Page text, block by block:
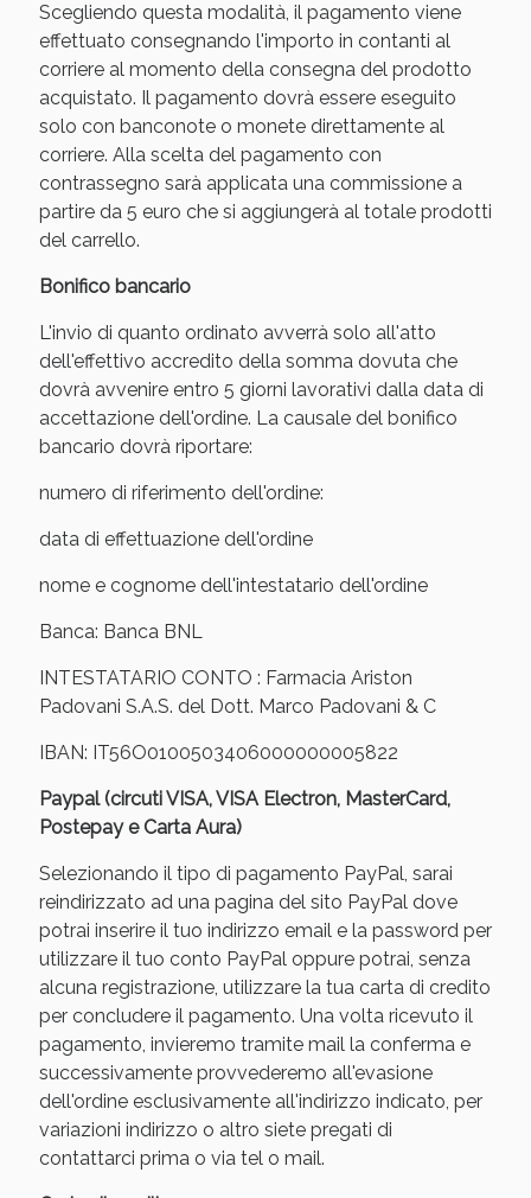
Scegliendo questa modalità, il pagamento viene
effettuato consegnando l'importo in contanti al
corriere al momento della consegna del prodotto
acquistato. Il pagamento dovrà essere eseguito
solo con banconote o monete direttamente al
corriere. Alla scelta del pagamento con
contrassegno sarà applicata una commissione a
partire da 5 euro che si aggiungerà al totale prodotti
del carrello.
Bonifico bancario
L'invio di quanto ordinato avverrà solo all'atto
dell'effettivo accredito della somma dovuta che
dovrà avvenire entro 5 giorni lavorativi dalla data di
accettazione dell'ordine. La causale del bonifico
bancario dovrà riportare:
numero di riferimento dell'ordine:
data di effettuazione dell'ordine
nome e cognome dell'intestatario dell'ordine
Banca: Banca BNL
INTESTATARIO CONTO : Farmacia Ariston
Padovani S.A.S. del Dott. Marco Padovani & C
IBAN: IT56O0100503406000000005822
Paypal (circuti VISA, VISA Electron, MasterCard,
Postepay e Carta Aura)
Selezionando il tipo di pagamento PayPal, sarai
reindirizzato ad una pagina del sito PayPal dove
potrai inserire il tuo indirizzo email e la password per
utilizzare il tuo conto PayPal oppure potrai, senza
alcuna registrazione, utilizzare la tua carta di credito
per concludere il pagamento. Una volta ricevuto il
pagamento, invieremo tramite mail la conferma e
successivamente provvederemo all'evasione
dell'ordine esclusivamente all'indirizzo indicato, per
variazioni indirizzo o altro siete pregati di
contattarci prima o via tel o mail.
Vie Urinarie e Prostata: Sconti fino al 45% oggi!
Benessere Intestinale: Sconto fino al 55% valido
Scopri le offerte di Oggi